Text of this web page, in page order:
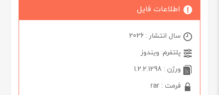
اطلاعات فایل
سال انتشار : 2026
پلتفرم: ویندوز
ورژن : 1.2.2.1298
فرمت : rar